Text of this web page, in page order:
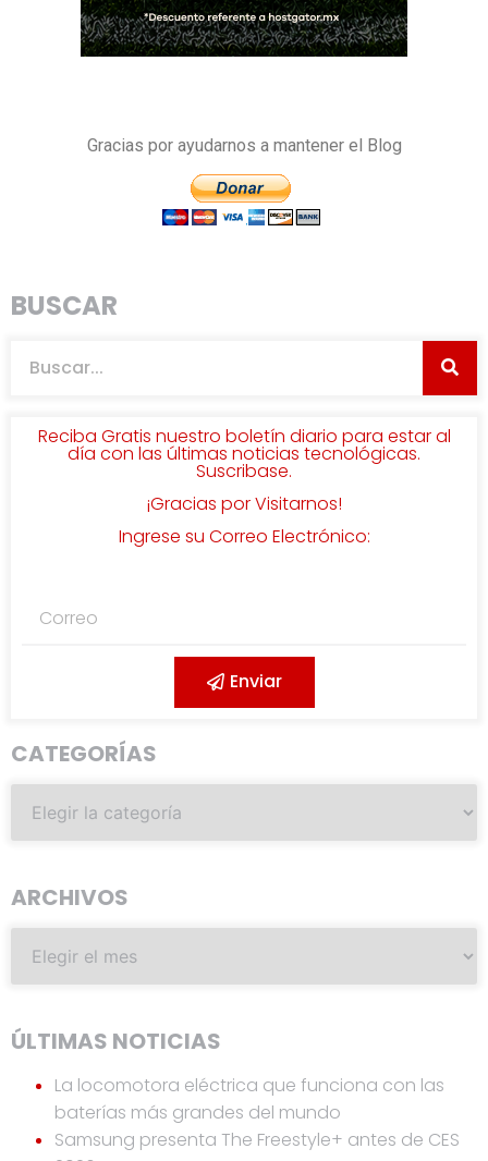
Gracias por ayudarnos a mantener el Blog
BUSCAR
Reciba Gratis nuestro boletín diario para estar al
día con las últimas noticias tecnológicas.
Suscribase.
¡Gracias por Visitarnos!
Ingrese su Correo Electrónico:
Enviar
CATEGORÍAS
ARCHIVOS
ÚLTIMAS NOTICIAS
La locomotora eléctrica que funciona con las
baterías más grandes del mundo
Samsung presenta The Freestyle+ antes de CES